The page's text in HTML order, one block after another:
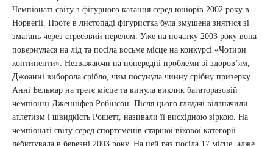
Чемпіонаті світу з фігурного катання серед юніорів 2002 року в
Норвегії. Проте в листопаді фігуристка була змушена знятися зі
змагань через стресовий перелом. Уже на початку 2003 року вона
повернулася на лід та посіла восьме місце на конкурсі «Чотири
континенти». Незважаючи на попередні проблеми зі здоров’ям,
Джоанні виборола срібло, чим посунула чинну срібну призерку
Анні Бельмар на третє місце та кинула виклик багаторазовій
чемпіонці Дженніфер Робінсон. Після цього глядачі відзначили
атлетизм і швидкість Рошетт, називали її висхідною зіркою. На
чемпіонаті світу серед спортсменів старшої вікової категорії
дебютувала в березні 2003 року. На цей раз посіла 17 місце, адже